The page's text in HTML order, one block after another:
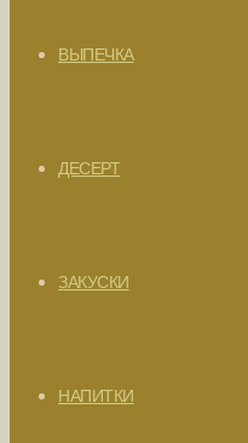
ВЫПЕЧКА
ДЕСЕРТ
ЗАКУСКИ
НАПИТКИ